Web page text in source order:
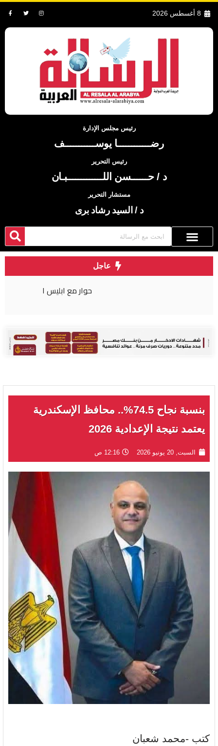
8 أغسطس 2026
رئيس مجلس الإدارة
رضــــــــــــا يوســـــــــــف
رئيس التحرير
د / حــــــسن اللـــــــــــــبـان
مستشار التحرير
د / السيد رشاد برى
عاجل
بنسبة نجاح 74.5%.. محافظ الإسكندرية
يعتمد نتيجة الإعدادية 2026
السبت, 20 يونيو 2026 12:16 ص
كتب -محمد شعبان